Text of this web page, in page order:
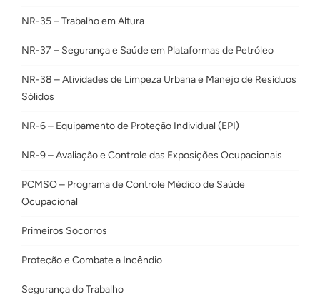
NR-35 – Trabalho em Altura
NR-37 – Segurança e Saúde em Plataformas de Petróleo
NR-38 – Atividades de Limpeza Urbana e Manejo de Resíduos
Sólidos
NR-6 – Equipamento de Proteção Individual (EPI)
NR-9 – Avaliação e Controle das Exposições Ocupacionais
PCMSO – Programa de Controle Médico de Saúde
Ocupacional
Primeiros Socorros
Proteção e Combate a Incêndio
Segurança do Trabalho